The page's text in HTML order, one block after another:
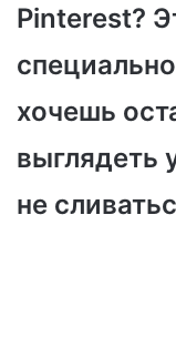
Pinterest?
хочешь
выглядеть
не